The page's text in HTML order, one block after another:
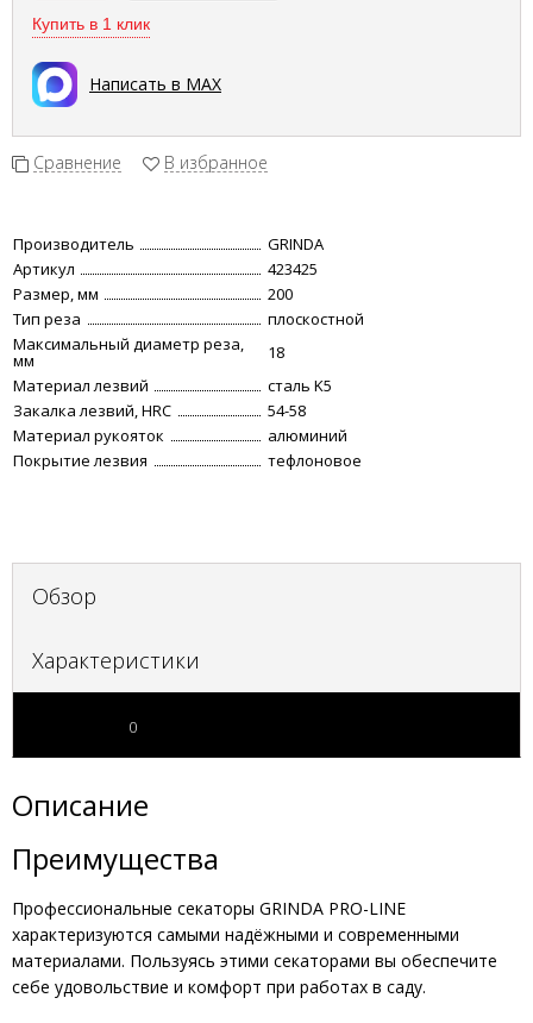
Купить в 1 клик
Написать в MAX
Сравнение В избранное
Производитель
GRINDA
Артикул
423425
Размер, мм
200
Тип реза
плоскостной
Максимальный диаметр реза,
мм
18
Материал лезвий
сталь K5
Закалка лезвий, HRC
54-58
Материал рукояток
алюминий
Покрытие лезвия
тефлоновое
Обзор
Характеристики
0
Описание
Преимущества
Профессиональные секаторы GRINDA PRO-LINE
характеризуются самыми надёжными и современными
материалами. Пользуясь этими секаторами вы обеспечите
себе удовольствие и комфорт при работах в саду.